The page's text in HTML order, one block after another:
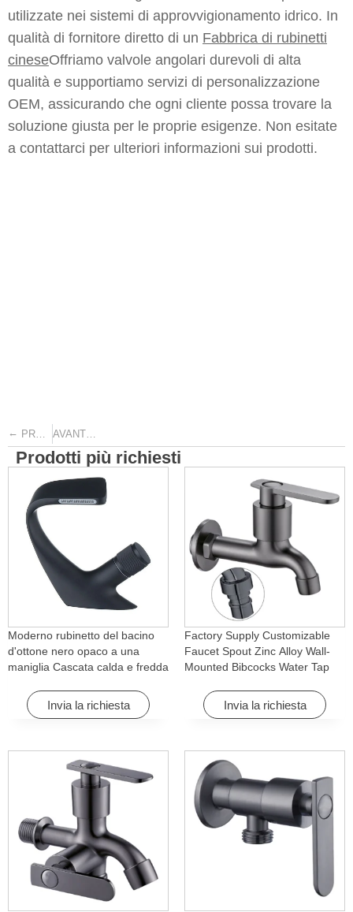
utilizzate nei sistemi di approvvigionamento idrico. In
qualità di fornitore diretto di un Fabbrica di rubinetti
cineseOffriamo valvole angolari durevoli di alta
qualità e supportiamo servizi di personalizzazione
OEM, assicurando che ogni cliente possa trovare la
soluzione giusta per le proprie esigenze. Non esitate
a contattarci per ulteriori informazioni sui prodotti.
← PRECEDENTE AVANTI
Prodotti più richiesti
Moderno rubinetto del bacino
d'ottone nero opaco a una
maniglia Cascata calda e fredda
per Hotel& Apartment
Invia la richiesta
Factory Supply Customizable
Faucet Spout Zinc Alloy Wall-
Mounted Bibcocks Water Tap
Invia la richiesta